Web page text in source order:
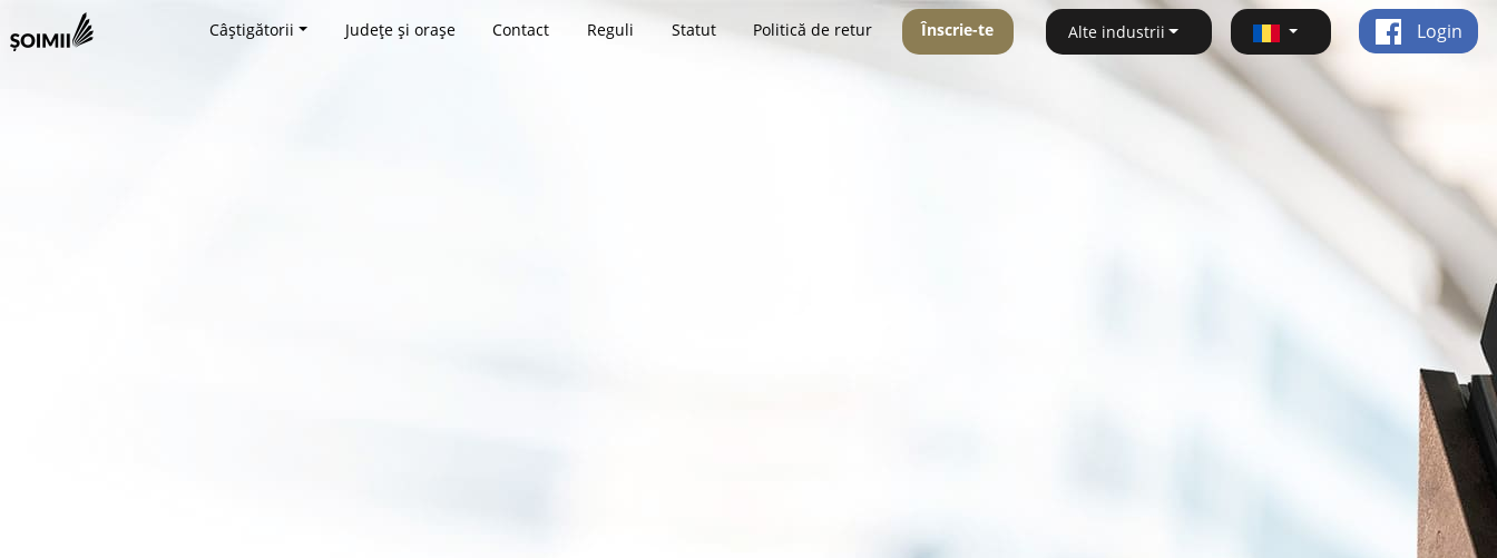
Câștigătorii Județe și orașe Contact Reguli Statut Politică de retur Înscrie-te Alte industrii Login